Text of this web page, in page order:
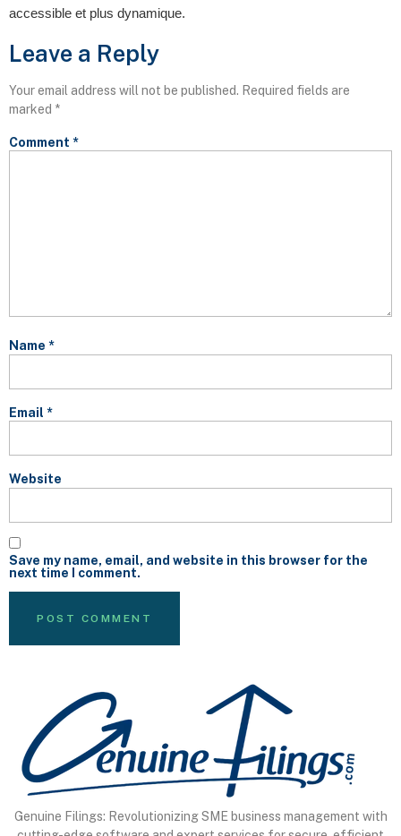
accessible et plus dynamique.
Leave a Reply
Your email address will not be published. Required fields are
marked *
Comment *
Name *
Email *
Website
Save my name, email, and website in this browser for the
next time I comment.
Genuine Filings: Revolutionizing SME business management with